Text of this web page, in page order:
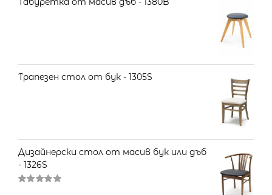
Трапезен стол от бук - 1305S
Дизайнерски стол от масив бук или дъб
- 1326S